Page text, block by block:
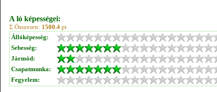
A ló képességei:
Σ Összesen: 1500.4 pt
Állóképesség:
Sebesség:
Jármód:
Csapatmunka:
Fegyelem: